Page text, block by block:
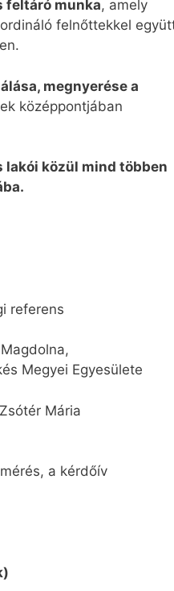
feltáró munka, amely
felnőttekkel
megnyerése a
középpontjában
lakói közül mind többen
referens
Megyei Egyesülete
Mária
a kérdőív